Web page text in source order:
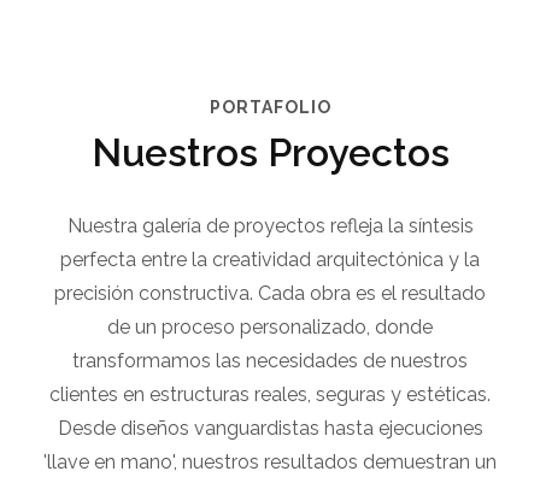
PORTAFOLIO
Nuestros Proyectos
Nuestra galería de proyectos refleja la síntesis
perfecta entre la creatividad arquitectónica y la
precisión constructiva. Cada obra es el resultado
de un proceso personalizado, donde
transformamos las necesidades de nuestros
clientes en estructuras reales, seguras y estéticas.
Desde diseños vanguardistas hasta ejecuciones
'llave en mano', nuestros resultados demuestran un